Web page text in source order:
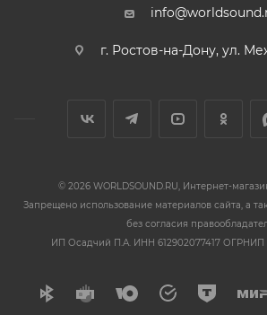
г. Ростов-на-Дону, ул.
© 2026 WORLDSOUND.RU, Интернет-
Запрещено использование материалов сайта, а
без согласия
ИП Осадчий П.А. ИНН 612902077417 ОГРНИП